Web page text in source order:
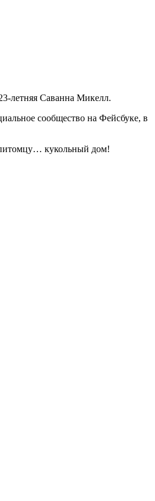
летняя Саванна Микелл.
сообщество на Фейсбуке, в
питомцу… кукольный дом!